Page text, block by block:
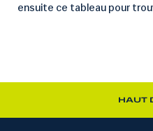
ensuite ce tableau pour
HAUT